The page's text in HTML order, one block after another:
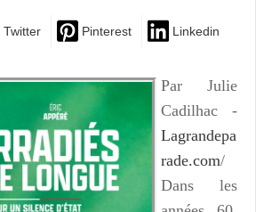
Twitter Pinterest Linkedin
Par Julie
Cadilhac -
Lagrandepa
rade.com/
Dans les